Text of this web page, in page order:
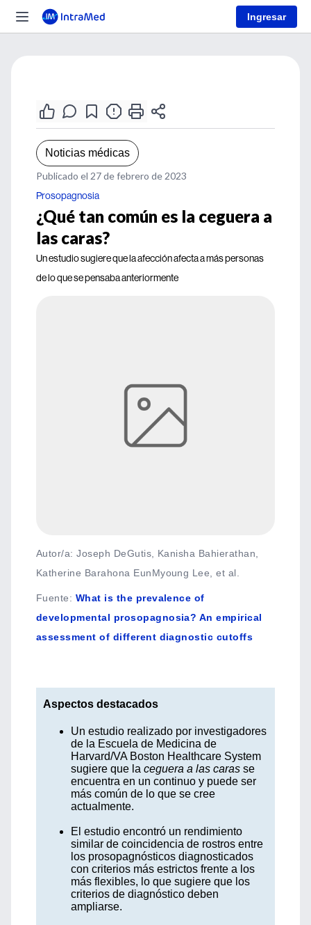
Ingresar
Noticias médicas
Publicado el 27 de febrero de 2023
Prosopagnosia
¿Qué tan común es la ceguera a
las caras?
Un estudio sugiere que la afección afecta a más personas
de lo que se pensaba anteriormente
Autor/a: Joseph DeGutis, Kanisha Bahierathan,
Katherine Barahona EunMyoung Lee, et al.
Fuente: What is the prevalence of
developmental prosopagnosia? An empirical
assessment of different diagnostic cutoffs
Aspectos destacados
Un estudio realizado por investigadores
de la Escuela de Medicina de
Harvard/VA Boston Healthcare System
sugiere que la ceguera a las caras se
encuentra en un continuo y puede ser
más común de lo que se cree
actualmente.
El estudio encontró un rendimiento
similar de coincidencia de rostros entre
los prosopagnósticos diagnosticados
con criterios más estrictos frente a los
más flexibles, lo que sugiere que los
criterios de diagnóstico deben
ampliarse.